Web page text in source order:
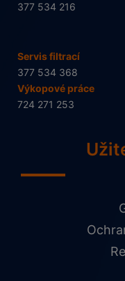
377 534 216
Servis filtrací
377 534 368
Výkopové práce
724 271 253